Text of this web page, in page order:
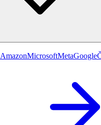
AmazonMicrosoftMetaGoogle